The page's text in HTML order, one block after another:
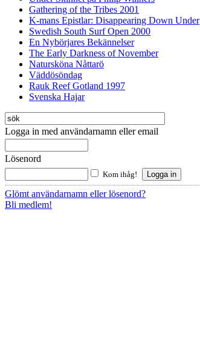
Gathering of the Tribes 2001
K-mans Epistlar: Disappearing Down Under
Swedish South Surf Open 2000
En Nybörjares Bekännelser
The Early Darkness of November
Natursköna Nåttarö
Väddösöndag
Rauk Reef Gotland 1997
Svenska Hajar
Logga in med användarnamn eller email
Lösenord
Kom ihåg!
Glömt användarnamn eller lösenord?
Bli medlem!